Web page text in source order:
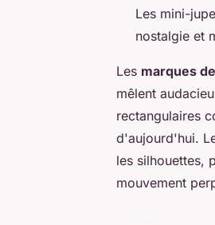
Les mini-
nostalgie et
Les marques
mêlent
rectangulaires
d'aujourd'hui.
les silhouettes,
mouvement